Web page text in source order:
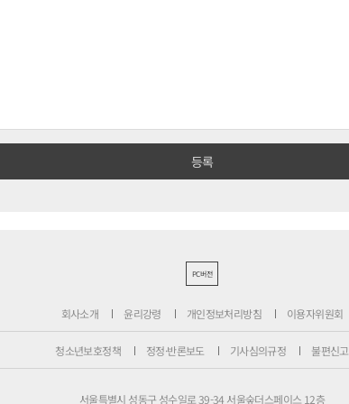
PC버전
회사소개 윤리강령 개인정보처리방침 이용자위원회
청소년보호정책 정정·반론보도 기사심의규정 불편신고
서울특별시 성동구 성수일로 39-34 서울숲더스페이스 12층